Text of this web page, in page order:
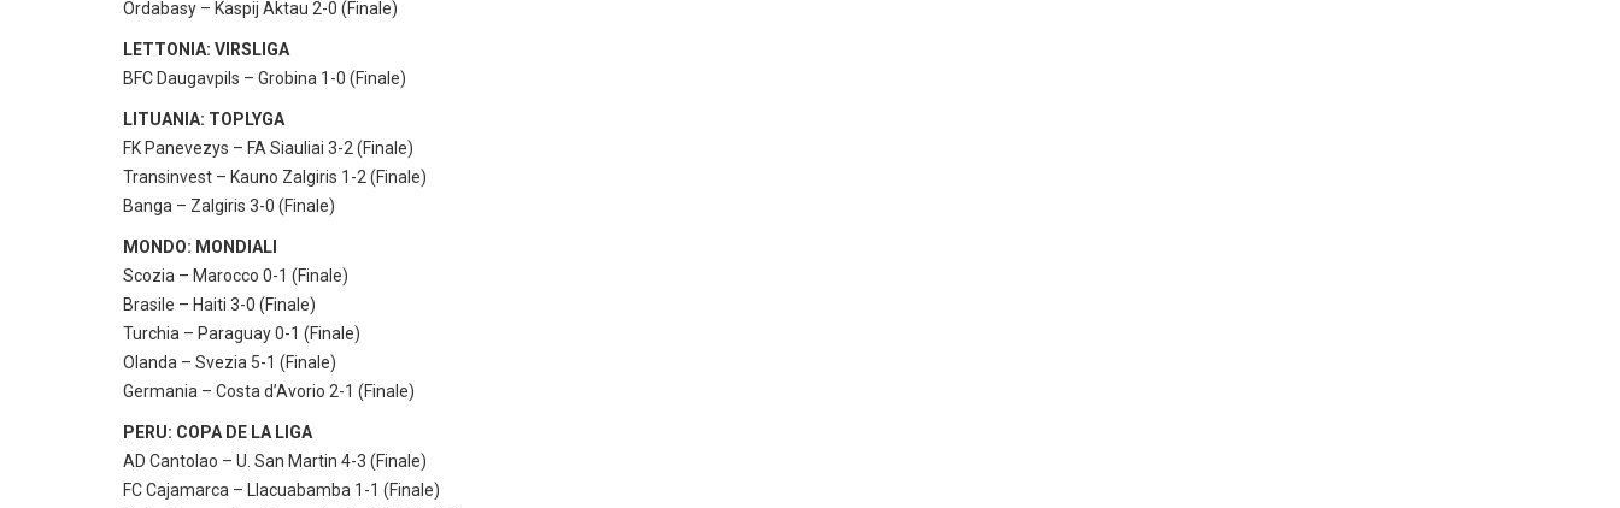
Ordabasy – Kaspij Aktau 2-0 (Finale)
LETTONIA: VIRSLIGA
BFC Daugavpils – Grobina 1-0 (Finale)
LITUANIA: TOPLYGA
FK Panevezys – FA Siauliai 3-2 (Finale)
Transinvest – Kauno Zalgiris 1-2 (Finale)
Banga – Zalgiris 3-0 (Finale)
MONDO: MONDIALI
Scozia – Marocco 0-1 (Finale)
Brasile – Haiti 3-0 (Finale)
Turchia – Paraguay 0-1 (Finale)
Olanda – Svezia 5-1 (Finale)
Germania – Costa d’Avorio 2-1 (Finale)
PERU: COPA DE LA LIGA
AD Cantolao – U. San Martin 4-3 (Finale)
FC Cajamarca – Llacuabamba 1-1 (Finale)